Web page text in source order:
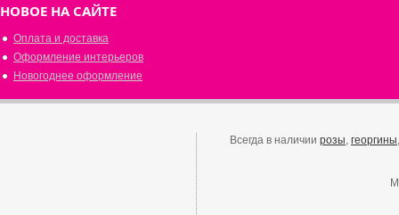
НОВОЕ НА САЙТЕ
Оплата и доставка
Оформление интерьеров
Новогоднее оформление
Всегда в наличии розы, георгины